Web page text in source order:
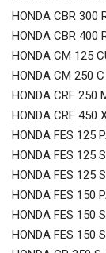
HONDA CBR 300
HONDA CBR 400
HONDA CM 125
HONDA CM 250
HONDA CRF 250
HONDA CRF 450
HONDA FES 125
HONDA FES 125
HONDA FES 125
HONDA FES 150
HONDA FES 150
HONDA FES 150